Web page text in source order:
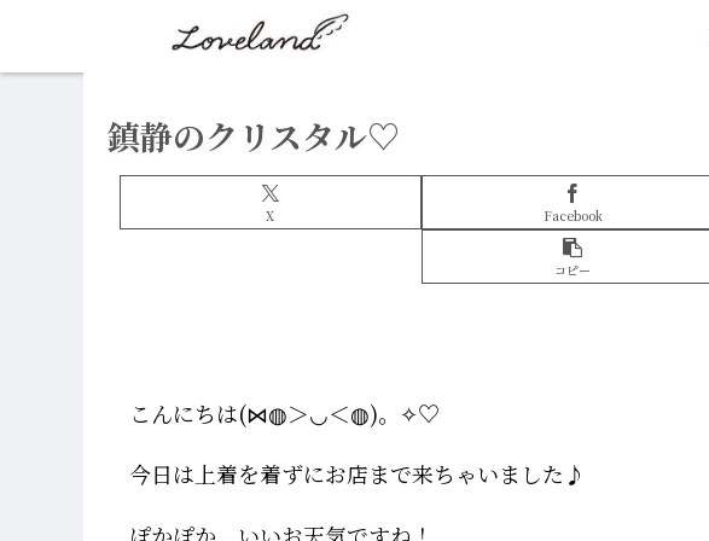
鎮静のクリスタル♡
X Facebook
コピー
こんにちは(⋈◍＞◡＜◍)。✧♡
今日は上着を着ずにお店まで来ちゃいました♪
ぽかぽか、いいお天気ですね！